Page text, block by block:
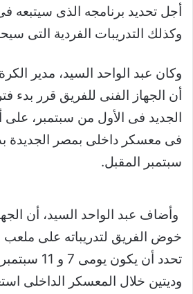
أجل تحديد برنامجه الذى سيتبعه
وكذلك التدريبات الفردية التى
وكان عبد الواحد السيد، مدير
أن الجهاز الفنى للفريق قرر بدء
الجديد فى الأول من سبتمبر، على
سبتمبر المقبل.
وأضاف عبد الواحد السيد، أن
خوض الفريق لتدريباته على ملعب
تحدد أن يكون
وديتين خلال المعسكر الداخلى